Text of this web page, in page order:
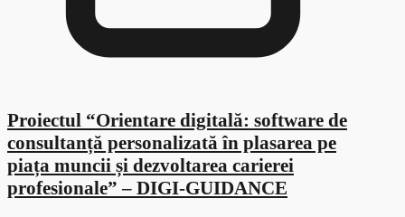
Proiectul “Orientare digitală: software de
consultanță personalizată în plasarea pe
piața muncii și dezvoltarea carierei
profesionale” – DIGI-GUIDANCE